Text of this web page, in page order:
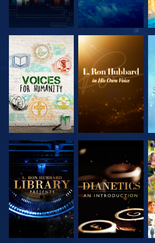
SERIE
ENTDECKEN
SERIE
ENTDECKEN
SERIE
ENTDECKEN
SERIE
ENTDECKEN